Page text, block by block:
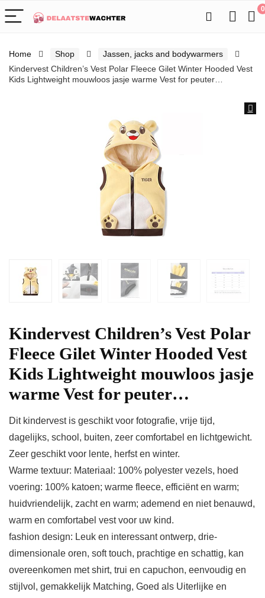
0
Home Shop
Jassen, jacks and bodywarmers
Kindervest Children’s Vest Polar Fleece Gilet Winter Hooded Vest
Kids Lightweight mouwloos jasje warme Vest for peuter…
Kindervest Children’s Vest Polar
Fleece Gilet Winter Hooded Vest
Kids Lightweight mouwloos jasje
warme Vest for peuter…
Dit kindervest is geschikt voor fotografie, vrije tijd,
dagelijks, school, buiten, zeer comfortabel en lichtgewicht.
Zeer geschikt voor lente, herfst en winter.
Warme textuur: Materiaal: 100% polyester vezels, hoed
voering: 100% katoen; warme fleece, efficiënt en warm;
huidvriendelijk, zacht en warm; ademend en niet benauwd,
warm en comfortabel vest voor uw kind.
fashion design: Leuk en interessant ontwerp, drie-
dimensionale oren, soft touch, prachtige en schattig, kan
overeenkomen met shirt, trui en capuchon, eenvoudig en
stijlvol, gemakkelijk Matching, Goed als Uiterlijke en